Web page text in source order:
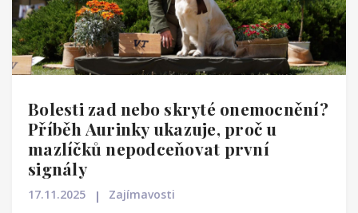
Bolesti zad nebo skryté onemocnění?
Příběh Aurinky ukazuje, proč u
mazlíčků nepodceňovat první
signály
17.11.2025 Zajímavosti